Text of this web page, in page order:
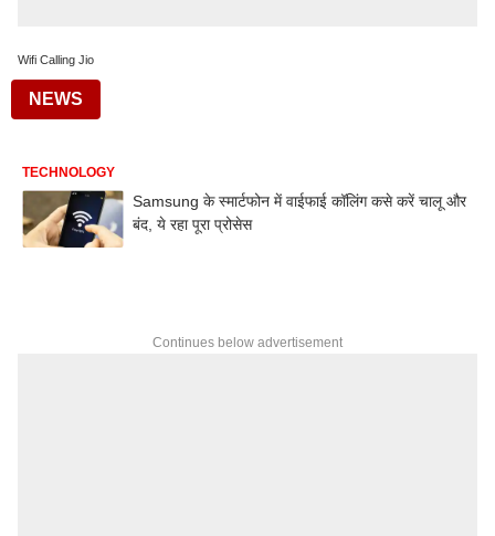
Wifi Calling Jio
NEWS
TECHNOLOGY
Samsung के स्मार्टफोन में वाईफाई कॉलिंग कसे करें चालू और
बंद, ये रहा पूरा प्रोसेस
Continues below advertisement